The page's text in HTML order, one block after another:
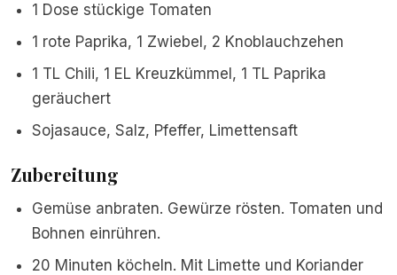
1 Dose stückige Tomaten
1 rote Paprika, 1 Zwiebel, 2 Knoblauchzehen
1 TL Chili, 1 EL Kreuzkümmel, 1 TL Paprika
geräuchert
Sojasauce, Salz, Pfeffer, Limettensaft
Zubereitung
Gemüse anbraten. Gewürze rösten. Tomaten und
Bohnen einrühren.
20 Minuten köcheln. Mit Limette und Koriander